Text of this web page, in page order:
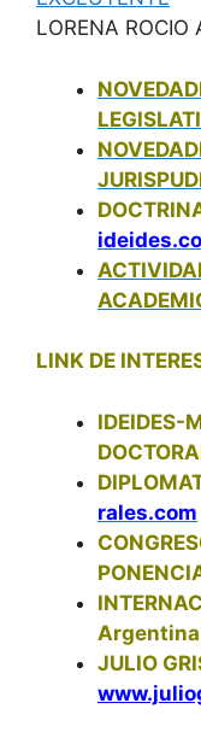
LORENA ROCIO
LINK DE
IDEIDES-
rales.com
Argentina
JULIO